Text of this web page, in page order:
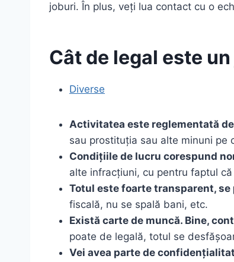
joburi. În plus, veți lua contact cu o
Cât de legal este
Diverse
Activitatea este reglementată
sau prostituția sau alte minuni pe
Condițiile de lucru corespund
alte infracțiuni, cu pentru faptul
Totul este foarte transparent,
fiscală, nu se spală bani, etc.
Există carte de muncă. Bine,
poate de legală, totul se
Vei avea parte de